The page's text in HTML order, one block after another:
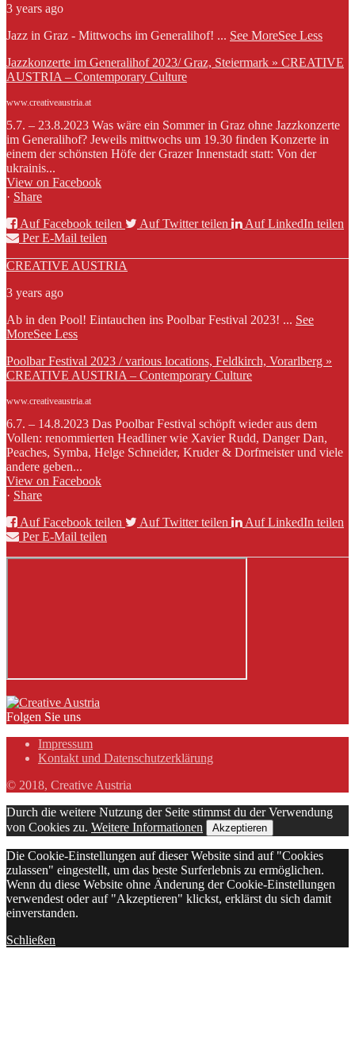
3 years ago
Jazz in Graz - Mittwochs im Generalihof! ... See MoreSee Less
Jazzkonzerte im Generalihof 2023/ Graz, Steiermark » CREATIVE
AUSTRIA – Contemporary Culture
www.creativeaustria.at
5.7. – 23.8.2023 Was wäre ein Sommer in Graz ohne Jazzkonzerte
im Generalihof? Jeweils mittwochs um 19.30 finden Konzerte in
einem der schönsten Höfe der Grazer Innenstadt statt: Von der
ukrainis...
View on Facebook
· Share
Auf Facebook teilen
Auf Twitter teilen
Auf LinkedIn teilen
Per E-Mail teilen
CREATIVE AUSTRIA
3 years ago
Ab in den Pool! Eintauchen ins Poolbar Festival 2023! ... See
MoreSee Less
Poolbar Festival 2023 / various locations, Feldkirch, Vorarlberg »
CREATIVE AUSTRIA – Contemporary Culture
www.creativeaustria.at
6.7. – 14.8.2023 Das Poolbar Festival schöpft wieder aus dem
Vollen: renommierten Headliner wie Xavier Rudd, Danger Dan,
Peaches, Symba, Helge Schneider, Kruder & Dorfmeister und viele
andere geben...
View on Facebook
· Share
Auf Facebook teilen
Auf Twitter teilen
Auf LinkedIn teilen
Per E-Mail teilen
Folgen Sie uns
Impressum
Kontakt und Datenschutzerklärung
© 2018, Creative Austria
Durch die weitere Nutzung der Seite stimmst du der Verwendung
von Cookies zu. Weitere Informationen Akzeptieren
Die Cookie-Einstellungen auf dieser Website sind auf "Cookies
zulassen" eingestellt, um das beste Surferlebnis zu ermöglichen.
Wenn du diese Website ohne Änderung der Cookie-Einstellungen
verwendest oder auf "Akzeptieren" klickst, erklärst du sich damit
einverstanden.
Schließen